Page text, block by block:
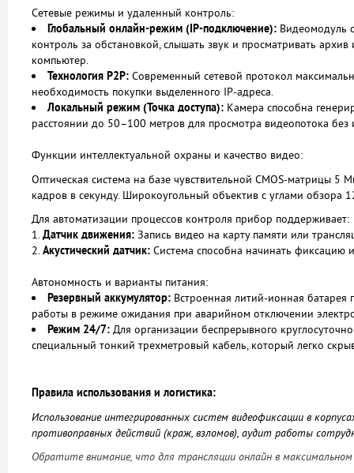
Сетевые режимы и удаленный контроль:
Глобальный онлайн-режим (IP-подключение): Видеомодуль
контроль за обстановкой, слышать звук и просматривать
компьютер.
Технология P2P: Современный сетевой протокол
необходимость покупки выделенного IP-адреса.
Локальный режим (Точка доступа): Камера способна
расстоянии до 50–100 метров для просмотра видеопотока без
Функции интеллектуальной охраны и качество видео:
Оптическая система на базе чувствительной CMOS-матрицы
кадров в секунду. Широкоугольный объектив с углами
Для автоматизации процессов контроля прибор поддерживает:
Датчик движения: Запись видео на карту памяти или
Акустический датчик: Система способна начинать фиксацию
Автономность и варианты питания:
Резервный аккумулятор: Встроенная литий-ионная
работы в режиме ожидания при аварийном отключении
Режим 24/7: Для организации беспрерывного
специальный тонкий трехметровый кабель, который легко
Правила использования и логистика:
Использование интегрированных систем видеофиксации в
противоправных действий (краж, взломов), аудит работы
Обратите внимание, что для трансляции онлайн в